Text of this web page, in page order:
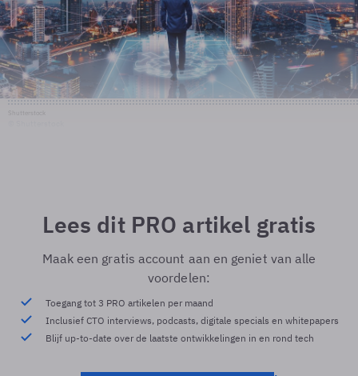
Lees dit PRO artikel gratis
Maak een gratis account aan en geniet van alle
voordelen:
Toegang tot 3 PRO artikelen per maand
Inclusief CTO interviews, podcasts, digitale specials en whitepapers
Blijf up-to-date over de laatste ontwikkelingen in en rond tech